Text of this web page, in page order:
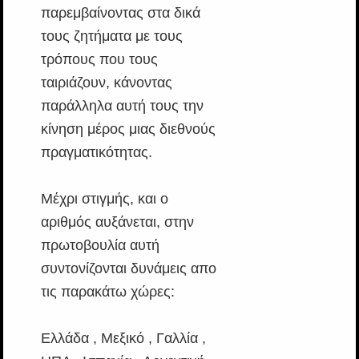
παρεμβαίνοντας στα δικά
τους ζητήματα με τους
τρόπους που τους
ταιριάζουν, κάνοντας
παράλληλα αυτή τους την
κίνηση μέρος μιας διεθνούς
πραγματικότητας.
Μέχρι στιγμής, και ο
αριθμός αυξάνεται, στην
πρωτοβουλία αυτή
συντονίζονται δυνάμεις απο
τις παρακάτω χώρες:
Ελλάδα , Μεξικό , Γαλλία ,